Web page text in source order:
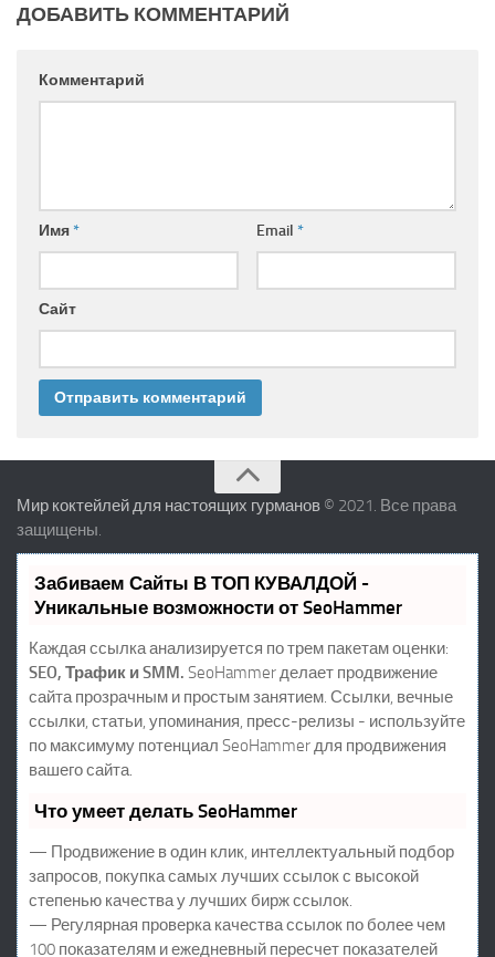
ДОБАВИТЬ КОММЕНТАРИЙ
Комментарий
Имя* Email *
Сайт
Мир коктейлей для настоящих гурманов © 2021. Все права
защищены.
Забиваем Сайты В ТОП КУВАЛДОЙ -
Уникальные возможности от SeoHammer
Каждая ссылка анализируется по трем пакетам оценки:
SEO, Трафик и SMM. SeoHammer делает продвижение
сайта прозрачным и простым занятием. Ссылки, вечные
ссылки, статьи, упоминания, пресс-релизы - используйте
по максимуму потенциал SeoHammer для продвижения
вашего сайта.
Что умеет делать SeoHammer
— Продвижение в один клик, интеллектуальный подбор
запросов, покупка самых лучших ссылок с высокой
степенью качества у лучших бирж ссылок.
— Регулярная проверка качества ссылок по более чем
100 показателям и ежедневный пересчет показателей